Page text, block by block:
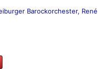
Barockorchester, René